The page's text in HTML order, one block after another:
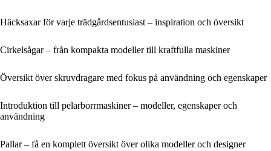
Häcksaxar för varje trädgårdsentusiast – inspiration och översikt
Cirkelsågar – från kompakta modeller till kraftfulla maskiner
Översikt över skruvdragare med fokus på användning och egenskaper
Introduktion till pelarborrmaskiner – modeller, egenskaper och
användning
Pallar – få en komplett översikt över olika modeller och designer